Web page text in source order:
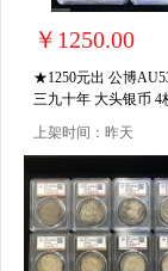
￥1250.00
★1250元出 公博
三九十年 大头银币 4
上架时间：昨天